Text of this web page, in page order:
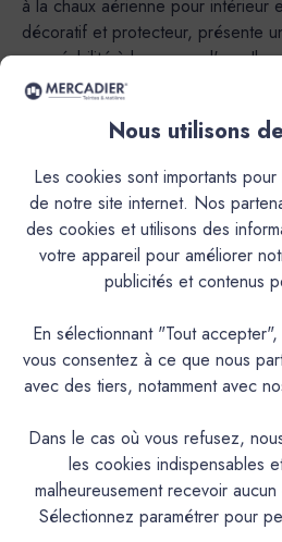
à la chaux aérienne pour intérieur
décoratif et protecteur, présente
perméabilité à la vapeur d'eau.Il
stucco marmorino, stuc lissé ou
à la chaux grasse d'antan.Sa
exceptionnel autant en intérieur
le mode de mise à la teinte
ou Pré-teinté) rend utilisable ou
et peut limiter l’usage de
Pigments poudre à mélanger,
l’extérieur pour les teintes
AURIGON, BARIGOULE,
CAP ROUX, CISTE, CRIQUE,
FIGUIER, GOLF CLAIR, GRAND
LAURIER, LONGAGNE, MINOT,
ETOILE, OULIVIÉ, PESCADOU,
SORMIOU, TREMPETTE.Teintes
l’extérieur sauf dans le cas d’une
par l’Extérieur) : BANASTON,
CALABRUN, CAMIN, CANAILLE,
Nous utilisons
Les cookies sont importants
de notre site internet. Nos
des cookies et utilisons des
votre appareil pour améliorer
publicités et contenus
En sélectionnant "Tout
vous consentez à ce que nous
avec des tiers, notamment avec
Dans le cas où vous refusez,
les cookies indispensables
malheureusement recevoir
Sélectionnez paramétrer pour